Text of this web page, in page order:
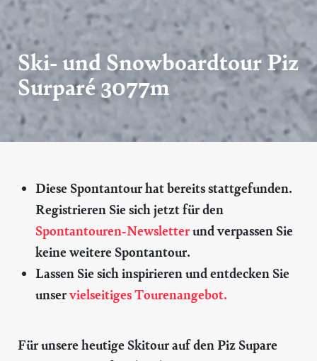
Ski- und Snowboardtour Piz
Surparé 3077m
Diese Spontantour hat bereits stattgefunden.
Registrieren Sie sich jetzt für den
Spontantouren-Newsletterund verpassen Sie
keine weitere Spontantour.
Lassen Sie sich inspirieren und entdecken Sie
unservielseitiges Tourenangebot.
Für unsere heutige Skitour auf den Piz Supare